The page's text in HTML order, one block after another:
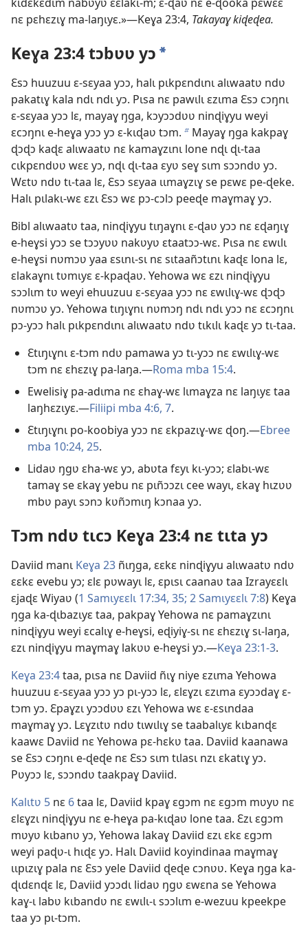
nɛ pɛhɛzɩɣ ma-laŋɩyɛ.»—Keɣa 23:4, Takayaɣ kiɖeɖea.
Keɣa 23:4 tɔbʋʋ yɔ a
Ɛsɔ huuzuu ɛ-sɛyaa yɔɔ, halɩ pɩkpɛndɩnɩ alɩwaatʋ ndʋ
pakatɩɣ kala ndɩ ndɩ yɔ. Pɩsa nɛ pawɩlɩ ɛzɩma Ɛsɔ cɔŋnɩ
ɛ-sɛyaa yɔɔ lɛ, mayaɣ ŋga, kɔyɔɔdʋʋ ninɖiɣyu weyi
ɛcɔŋnɩ e-heɣa yɔɔ yɔ ɛ-kɩɖaʋ tɔm. b Mayaɣ ŋga kakpaɣ
ɖɔɖɔ kaɖɛ alɩwaatʋ nɛ kamaɣzɩnɩ lone nɖɩ ɖɩ-taa
cɩkpɛndʋʋ wɛɛ yɔ, nɖɩ ɖɩ-taa ɛyʋ seɣ sɩm sɔɔndʋ yɔ.
Wɛtʋ ndʋ tɩ-taa lɛ, Ɛsɔ sɛyaa ɩɩmaɣzɩɣ se pɛwɛ pe-ɖeke.
Halɩ pɩlakɩ-wɛ ɛzɩ Ɛsɔ wɛ pɔ-cɔlɔ peeɖe maɣmaɣ yɔ.
Bibl alɩwaatʋ taa, ninɖiɣyu tɩŋaɣnɩ ɛ-ɖaʋ yɔɔ nɛ ɛɖaŋɩɣ
e-heɣsi yɔɔ se tɔɔyʋʋ nakʋyʋ ɛtaatɔɔ-wɛ. Pɩsa nɛ ɛwɩlɩ
e-heɣsi nʋmɔʋ yaa ɛsɩnɩ-sɩ nɛ sɩtaañɔtɩnɩ kaɖɛ lona lɛ,
ɛlakaɣnɩ tʋmɩyɛ ɛ-kpaɖaʋ. Yehowa wɛ ɛzɩ ninɖiɣyu
sɔɔlɩm tʋ weyi ehuuzuu ɛ-sɛyaa yɔɔ nɛ ɛwɩlɩɣ-wɛ ɖɔɖɔ
nʋmɔʋ yɔ. Yehowa tɩŋɩɣnɩ nʋmɔŋ ndɩ ndɩ yɔɔ nɛ ɛcɔŋnɩ
pɔ-yɔɔ halɩ pɩkpɛndɩnɩ alɩwaatʋ ndʋ tɩkɩlɩ kaɖɛ yɔ tɩ-taa.
Ɛtɩŋɩɣnɩ ɛ-tɔm ndʋ pamawa yɔ tɩ-yɔɔ nɛ ɛwɩlɩɣ-wɛ
tɔm nɛ ɛhɛzɩɣ pa-laŋa.—Roma mba 15:4.
Ewelisiɣ pa-adɩma nɛ ɛhaɣ-wɛ lɩmaɣza nɛ laŋɩyɛ taa
laŋhɛzɩyɛ.—Filiipi mba 4:6, 7.
Ɛtɩŋɩɣnɩ po-koobiya yɔɔ nɛ ɛkpazɩɣ-wɛ ɖoŋ.—Ebree
mba 10:24, 25.
Lidaʋ ŋgʋ ɛha-wɛ yɔ, abʋta fɛyɩ kɩ-yɔɔ; ɛlabɩ-wɛ
tamaɣ se ɛkaɣ yebu nɛ pɩñɔɔzɩ cee wayɩ, ɛkaɣ hɩzʋʋ
mbʋ payɩ sɔnɔ kʋñɔmɩŋ kɔnaa yɔ.
Tɔm ndʋ tɩcɔ Keɣa 23:4 nɛ tɩta yɔ
Daviid manɩ Keɣa 23 ñɩŋga, ɛɛkɛ ninɖiɣyu alɩwaatʋ ndʋ
ɛɛkɛ evebu yɔ; ɛlɛ pʋwayɩ lɛ, ɛpɩsɩ caanaʋ taa Izrayɛɛlɩ
ɛjaɖɛ Wiyaʋ (1 Samɩyɛɛlɩ 17:34, 35; 2 Samɩyɛɛlɩ 7:8) Keɣa
ŋga ka-ɖɩbazɩyɛ taa, pakpaɣ Yehowa nɛ pamaɣzɩnɩ
ninɖiɣyu weyi ɛcalɩɣ e-heɣsi, eɖiyiɣ-sɩ nɛ ɛhɛzɩɣ sɩ-laŋa,
ɛzɩ ninɖiɣyu maɣmaɣ lakʋʋ e-heɣsi yɔ.—Keɣa 23:1-3.
Keɣa 23:4taa, pɩsa nɛ Daviid ñɩɣ niye ɛzɩma Yehowa
huuzuu ɛ-sɛyaa yɔɔ yɔ pɩ-yɔɔ lɛ, ɛlɛɣzɩ ɛzɩma ɛyɔɔdaɣ ɛ-
tɔm yɔ. Ɛpaɣzɩ yɔɔdʋʋ ɛzɩ Yehowa wɛ ɛ-ɛsɩndaa
maɣmaɣ yɔ. Lɛɣzɩtʋ ndʋ tɩwɩlɩɣ se taabalɩyɛ kɩbanɖɛ
kaawɛ Daviid nɛ Yehowa pɛ-hɛkʋ taa. Daviid kaanawa
se Ɛsɔ cɔŋnɩ e-ɖeɖe nɛ Ɛsɔ sɩm tɩlasɩ nzɩ ɛkatɩɣ yɔ.
Pʋyɔɔ lɛ, sɔɔndʋ taakpaɣ Daviid.
Kalɩtʋ 5 nɛ 6taa lɛ, Daviid kpaɣ ɛgɔm nɛ ɛgɔm mʋyʋ nɛ
ɛlɛɣzɩ ninɖiɣyu nɛ e-heɣa pa-kɩɖaʋ lone taa. Ɛzɩ ɛgɔm
mʋyʋ kɩbanʋ yɔ, Yehowa lakaɣ Daviid ɛzɩ ɛkɛ ɛgɔm
weyi paɖʋ-ɩ hɩɖɛ yɔ. Halɩ Daviid koyindinaa maɣmaɣ
ɩɩpɩzɩɣ pala nɛ Ɛsɔ yele Daviid ɖeɖe cɔnʋʋ. Keɣa ŋga ka-
ɖɩdɛnɖɛ lɛ, Daviid yɔɔdɩ lidaʋ ŋgʋ ɛwɛna se Yehowa
kaɣ-ɩ labʋ kɩbandʋ nɛ ɛwɩlɩ-ɩ sɔɔlɩm e-wezuu kpeekpe
taa yɔ pɩ-tɔm.